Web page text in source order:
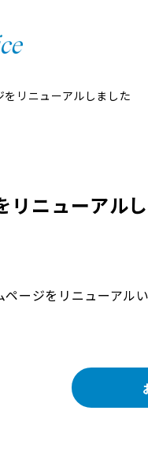
をリニューアルしました
リニューアル
ージをリニューアル